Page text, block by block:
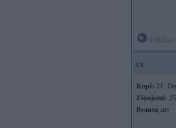
xx
Kopš: 21.
Ziņojumi:
Braucu ar: